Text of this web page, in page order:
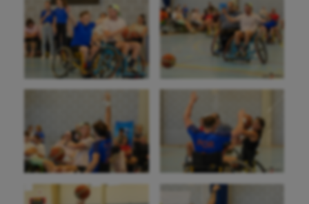
Flag football
Football américain
Futsal
Gymnastique
Gymnastique rythmique
Haltérophilie